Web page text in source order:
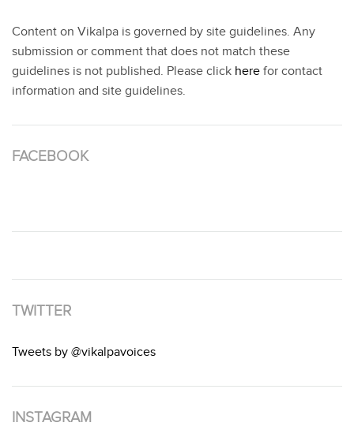
Content on Vikalpa is governed by site guidelines. Any
submission or comment that does not match these
guidelines is not published. Please click here for contact
information and site guidelines.
FACEBOOK
TWITTER
Tweets by @vikalpavoices
INSTAGRAM